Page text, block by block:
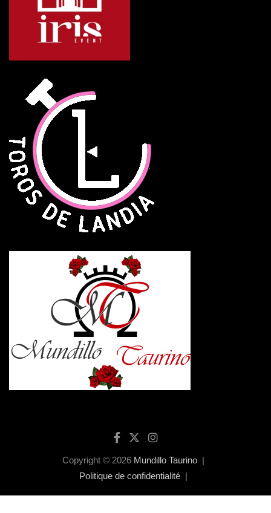
Copyright © 2026 Mundillo Taurino
Politique de confidentialité